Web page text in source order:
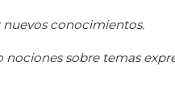
conocimientos.
sobre temas